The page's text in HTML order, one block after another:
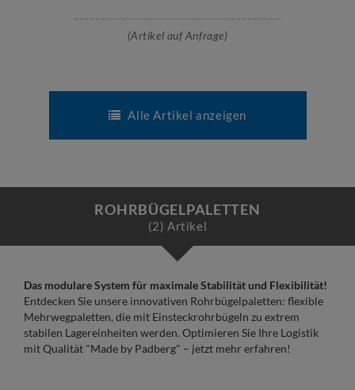
(Artikel auf Anfrage)
Alle Artikel anzeigen
ROHRBÜGELPALETTEN
(2) Artikel
Das modulare System für maximale Stabilität und Flexibilität!
Entdecken Sie unsere innovativen Rohrbügelpaletten: flexible
Mehrwegpaletten, die mit Einsteckrohrbügeln zu extrem
stabilen Lagereinheiten werden. Optimieren Sie Ihre Logistik
mit Qualität "Made by Padberg" – jetzt mehr erfahren!